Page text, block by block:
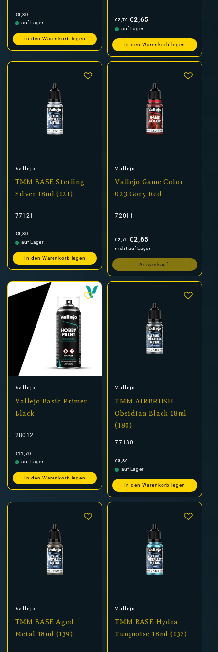
Normaler
Preis
€3,80
auf Lager
In den Warenkorb legen
Preis
€2,70 €2,65
auf Lager
In den Warenkorb legen
Anbieter:
Vallejo
TMM BASE Sterling
Silver 18ml (121)
77121
Normaler
Preis
€3,80
auf Lager
In den Warenkorb legen
Anbieter:
Vallejo
Vallejo Game Color
023 Gory Red
72011
Preis
€2,70 €2,65
nicht auf Lager
Ausverkauft
Anbieter:
Vallejo
Vallejo Basic Primer
Black
28012
Normaler
Preis
€11,70
auf Lager
In den Warenkorb legen
Anbieter:
Vallejo
TMM AIRBRUSH
Obsidian Black 18ml
(180)
77180
Normaler
Preis
€3,80
auf Lager
In den Warenkorb legen
Anbieter:
Vallejo
TMM BASE Aged
Metal 18ml (139)
Anbieter:
Vallejo
TMM BASE Hydra
Turquoise 18ml (132)